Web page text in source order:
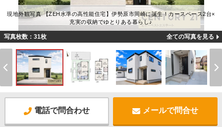
現地外観写真 【ZEH水準の高性能住宅】伊勢原市岡崎に誕生！カースペース2台×
充実の収納でゆとりある暮らし♪
写真枚数：31枚 全ての写真を見る
電話で問合わせ メールで問合せ